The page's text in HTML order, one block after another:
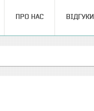
ПРО НАС ВІДГУКИ